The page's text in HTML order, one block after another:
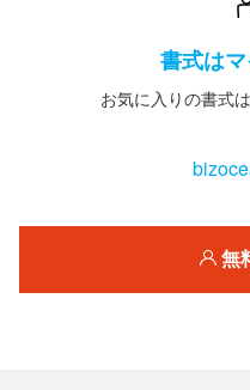
書式は
お気に入りの書式
無